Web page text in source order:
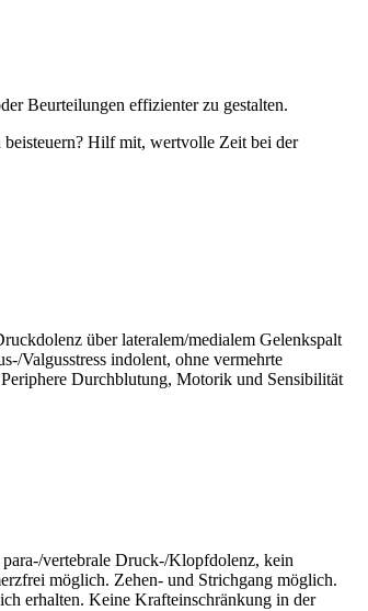
Beurteilungen effizienter zu gestalten.
beisteuern? Hilf mit, wertvolle Zeit bei der
über lateralem/medialem Gelenkspalt
Valgusstress indolent, ohne vermehrte
Durchblutung, Motorik und Sensibilität
vertebrale Druck-/Klopfdolenz, kein
möglich. Zehen- und Strichgang möglich.
erhalten. Keine Krafteinschränkung in der